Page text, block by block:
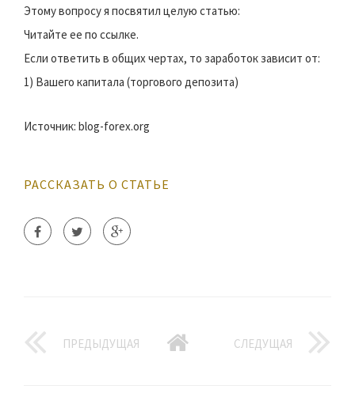
Этому вопросу я посвятил целую статью:
Читайте ее по ссылке.
Если ответить в общих чертах, то заработок зависит от:
1) Вашего капитала (торгового депозита)
Источник: blog-forex.org
РАССКАЗАТЬ О СТАТЬЕ
ПРЕДЫДУЩАЯ СЛЕДУЩАЯ